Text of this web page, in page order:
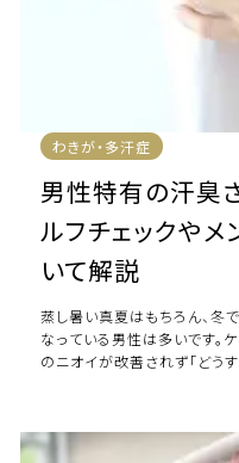
わきが・多汗症
男性特有の汗臭
ルフチェックや
いて解説
蒸し暑い真夏はもちろん、冬
なっている男性は多いです。
のニオイが改善されず「どう